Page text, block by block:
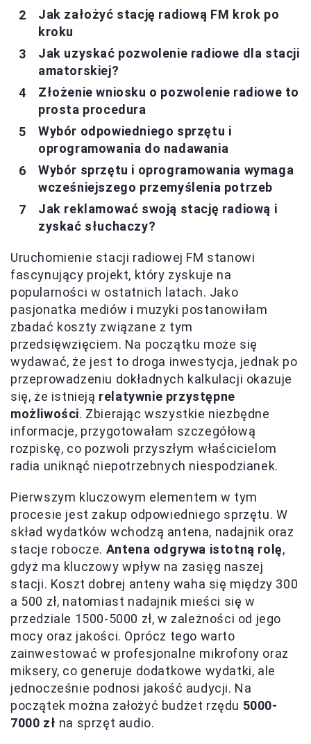
Jak założyć stację radiową FM krok po
kroku
Jak uzyskać pozwolenie radiowe dla stacji
amatorskiej?
Złożenie wniosku o pozwolenie radiowe to
prosta procedura
Wybór odpowiedniego sprzętu i
oprogramowania do nadawania
Wybór sprzętu i oprogramowania wymaga
wcześniejszego przemyślenia potrzeb
Jak reklamować swoją stację radiową i
zyskać słuchaczy?
Uruchomienie stacji radiowej FM stanowi
fascynujący projekt, który zyskuje na
popularności w ostatnich latach. Jako
pasjonatka mediów i muzyki postanowiłam
zbadać koszty związane z tym
przedsięwzięciem. Na początku może się
wydawać, że jest to droga inwestycja, jednak po
przeprowadzeniu dokładnych kalkulacji okazuje
się, że istnieją relatywnie przystępne
możliwości. Zbierając wszystkie niezbędne
informacje, przygotowałam szczegółową
rozpiskę, co pozwoli przyszłym właścicielom
radia uniknąć niepotrzebnych niespodzianek.
Pierwszym kluczowym elementem w tym
procesie jest zakup odpowiedniego sprzętu. W
skład wydatków wchodzą antena, nadajnik oraz
stacje robocze. Antena odgrywa istotną rolę,
gdyż ma kluczowy wpływ na zasięg naszej
stacji. Koszt dobrej anteny waha się między 300
a 500 zł, natomiast nadajnik mieści się w
przedziale 1500-5000 zł, w zależności od jego
mocy oraz jakości. Oprócz tego warto
zainwestować w profesjonalne mikrofony oraz
miksery, co generuje dodatkowe wydatki, ale
jednocześnie podnosi jakość audycji. Na
początek można założyć budżet rzędu 5000-
7000 zł na sprzęt audio.